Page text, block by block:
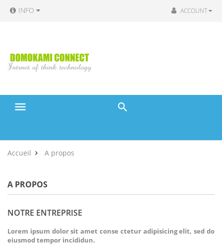
INFO ACCOUNT
menu
Accueil A propos
A PROPOS
NOTRE ENTREPRISE
Lorem ipsum dolor sit amet conse ctetur adipisicing elit, sed do
eiusmod tempor incididun.